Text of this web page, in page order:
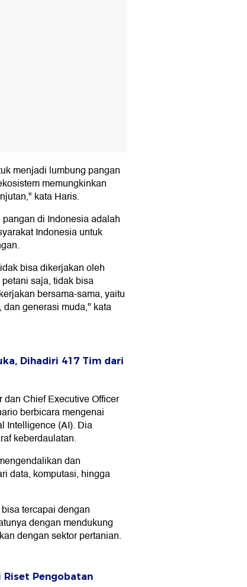
menjadi lumbung pangan
memungkinkan
kata Haris.
di Indonesia adalah
Indonesia untuk
bisa dikerjakan oleh
saja, tidak bisa
bersama-sama, yaitu
generasi muda," kata
Dihadiri 417 Tim dari
Chief Executive Officer
berbicara mengenai
Intelligence (AI). Dia
keberdaulatan.
dan
data, komputasi, hingga
tercapai dengan
dengan mendukung
dengan sektor pertanian.
Riset Pengobatan